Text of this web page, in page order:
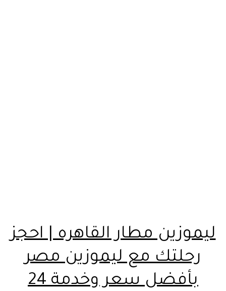
ليموزين مطار القاهره | احجز
رحلتك مع ليموزين مصر
بأفضل سعر وخدمة 24